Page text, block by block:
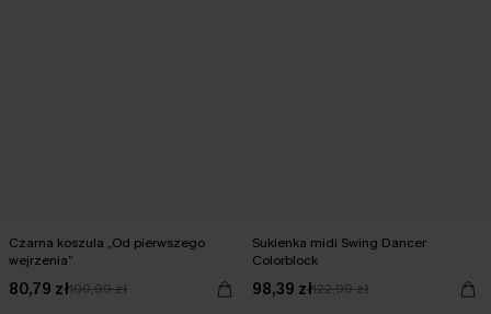
Czarna koszula „Od pierwszego
wejrzenia”
80,79 zł100,99 zł
Sukienka midi Swing Dancer
Colorblock
98,39 zł122,99 zł